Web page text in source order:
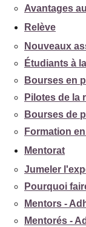
Avantages
Relève
Nouveaux
Étudiants à
Bourses en
Pilotes de la
Bourses de
Formation
Mentorat
Jumeler
Pourquoi
Mentors -
Mentorés -